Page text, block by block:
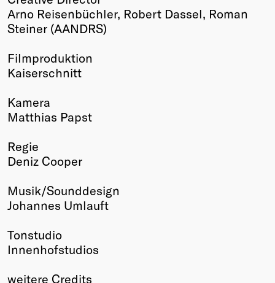
Arno Reisenbüchler, Robert Dassel, Roman
Steiner (AANDRS)
Filmproduktion
Kaiserschnitt
Kamera
Matthias Papst
Regie
Deniz Cooper
Musik/Sounddesign
Johannes Umlauft
Tonstudio
Innenhofstudios
weitere Credits